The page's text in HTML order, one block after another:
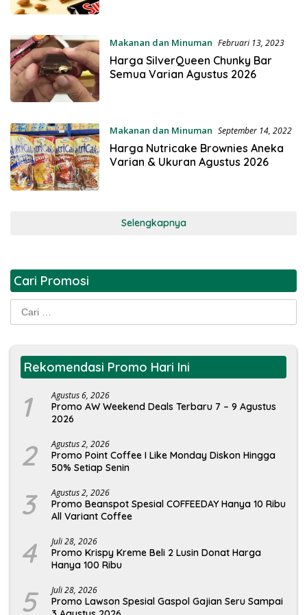
Makanan dan Minuman Februari 13, 2023
Harga SilverQueen Chunky Bar
Semua Varian Agustus 2026
Makanan dan Minuman September 14, 2022
Harga Nutricake Brownies Aneka
Varian & Ukuran Agustus 2026
Selengkapnya
Cari Promosi
Rekomendasi Promo Hari Ini
1 Agustus 6, 2026
Promo AW Weekend Deals Terbaru 7 – 9 Agustus
2026
2 Agustus 2, 2026
Promo Point Coffee I Like Monday Diskon Hingga
50% Setiap Senin
3 Agustus 2, 2026
Promo Beanspot Spesial COFFEEDAY Hanya 10 Ribu
All Variant Coffee
4 Juli 28, 2026
Promo Krispy Kreme Beli 2 Lusin Donat Harga
Hanya 100 Ribu
5 Juli 28, 2026
Promo Lawson Spesial Gaspol Gajian Seru Sampai